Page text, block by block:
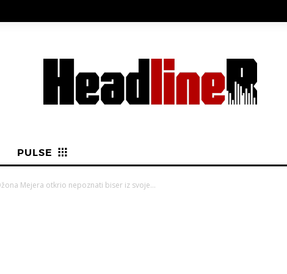
PULSE
Mejera otkrio nepoznati biser iz svoje...